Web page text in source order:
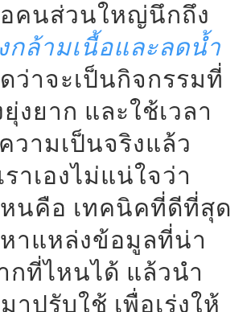
ส่วนใหญ่นึกถึง
กล้ามเนื้อและลดน้ำ
ว่าจะเป็นกิจกรรมที่
งยาก และใช้เวลา
วามเป็นจริงแล้ว
ราเองไม่แน่ใจว่า
นคือ เทคนิคที่ดีที่สุด
าแหล่งข้อมูลที่น่า
กที่ไหนได้ แล้วนำ
าปรับใช้ เพื่อเร่งให้